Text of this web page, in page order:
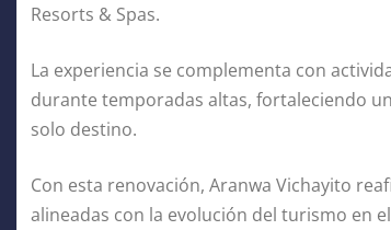
Resorts & Spas.
La experiencia se complementa con
durante temporadas altas, fortaleciendo
solo destino.
Con esta renovación, Aranwa Vichayito
alineadas con la evolución del turismo en